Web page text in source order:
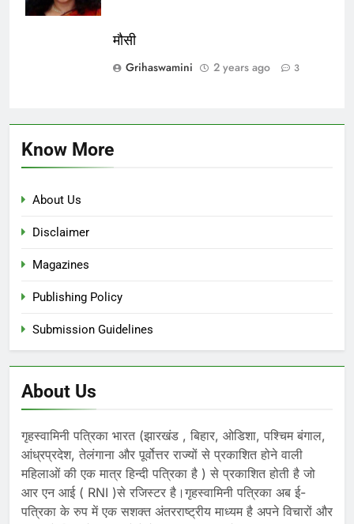
मौसी
Grihaswamini
2 years ago 3
Know More
About Us
Disclaimer
Magazines
Publishing Policy
Submission Guidelines
About Us
गृहस्वामिनी पत्रिका भारत (झारखंड , बिहार, ओडिशा, पश्चिम बंगाल,
आंध्रप्रदेश, तेलंगाना और पूर्वोत्तर राज्यों से प्रकाशित होने वाली
महिलाओं की एक मात्र हिन्दी पत्रिका है ) से प्रकाशित होती है जो
आर एन आई ( RNI )से रजिस्टर है।गृहस्वामिनी पत्रिका अब ई-
पत्रिका के रुप में एक सशक्त अंतरराष्ट्रीय माध्यम है अपने विचारों और